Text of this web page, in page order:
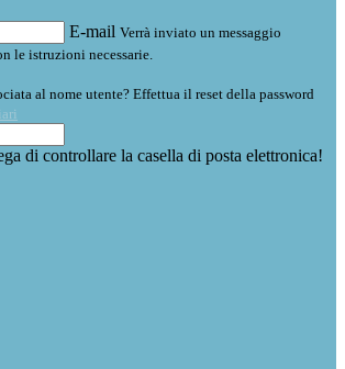
E-mail Verrà inviato un messaggio
le istruzioni necessarie.
al nome utente? Effettua il reset della password
di controllare la casella di posta elettronica!